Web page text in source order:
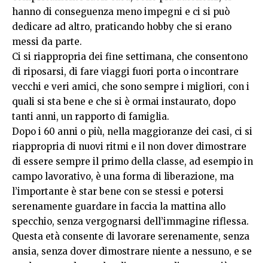
hanno di conseguenza meno impegni e ci si può
dedicare ad altro, praticando hobby che si erano
messi da parte.
Ci si riappropria dei fine settimana, che consentono
di riposarsi, di fare viaggi fuori porta o incontrare
vecchi e veri amici, che sono sempre i migliori, con i
quali si sta bene e che si è ormai instaurato, dopo
tanti anni, un rapporto di famiglia.
Dopo i 60 anni o più, nella maggioranze dei casi, ci si
riappropria di nuovi ritmi e il non dover dimostrare
di essere sempre il primo della classe, ad esempio in
campo lavorativo, è una forma di liberazione, ma
l’importante è star bene con se stessi e potersi
serenamente guardare in faccia la mattina allo
specchio, senza vergognarsi dell’immagine riflessa.
Questa età consente di lavorare serenamente, senza
ansia, senza dover dimostrare niente a nessuno, e se